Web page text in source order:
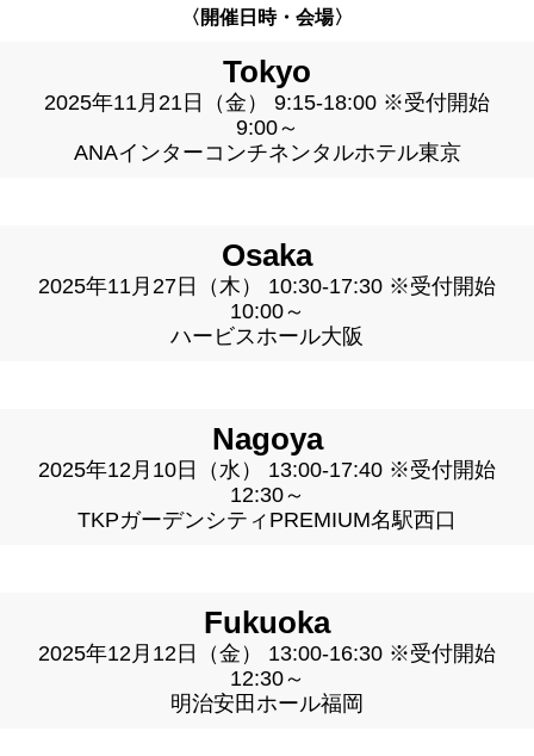
〈開催日時・会場〉
Tokyo
2025年11月21日（金） 9:15-18:00 ※受付開始
9:00～
ANAインターコンチネンタルホテル東京
Osaka
2025年11月27日（木） 10:30-17:30 ※受付開始
10:00～
ハービスホール大阪
Nagoya
2025年12月10日（水） 13:00-17:40 ※受付開始
12:30～
TKPガーデンシティPREMIUM名駅西口
Fukuoka
2025年12月12日（金） 13:00-16:30 ※受付開始
12:30～
明治安田ホール福岡